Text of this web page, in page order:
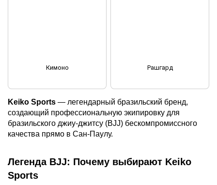
Keiko Sports — легендарный бразильский бренд,
создающий профессиональную экипировку для
бразильского джиу-джитсу (BJJ) бескомпромиссного
качества прямо в Сан-Паулу.
Легенда BJJ: Почему выбирают Keiko
Sports
Кимоно Рашгард